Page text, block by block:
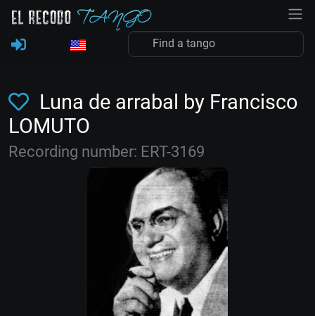
Luna de arrabal by Francisco
LOMUTO
Recording number: ERT-3169